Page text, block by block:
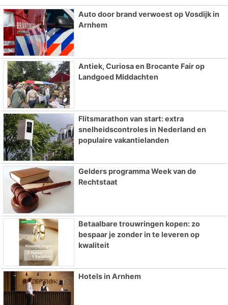
Auto door brand verwoest op Vosdijk in
Arnhem
Antiek, Curiosa en Brocante Fair op
Landgoed Middachten
Flitsmarathon van start: extra
snelheidscontroles in Nederland en
populaire vakantielanden
Gelders programma Week van de
Rechtstaat
Betaalbare trouwringen kopen: zo
bespaar je zonder in te leveren op
kwaliteit
Hotels in Arnhem